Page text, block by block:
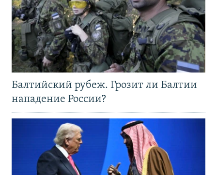
Балтийский рубеж. Грозит ли Балтии
нападение России?